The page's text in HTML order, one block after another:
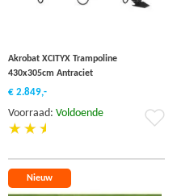
Voeg
verlanglijst
Akrobat XCITYX Trampoline
430x305cm Antraciet
€ 2.849,-
Voorraad: Voldoende
Nieuw